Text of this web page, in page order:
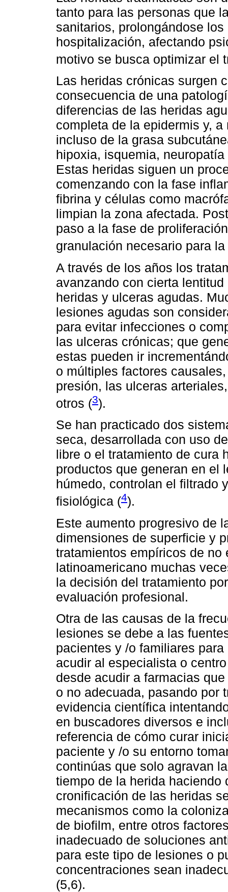
tanto para las personas que
sanitarios, prolongándose
hospitalización, afectando
motivo se busca optimizar el
Las heridas crónicas surgen
consecuencia de una
diferencias de las heridas
completa de la epidermis y,
incluso de la grasa
hipoxia, isquemia,
Estas heridas siguen un
comenzando con la fase
fibrina y células como
limpian la zona afectada.
paso a la fase de
granulación necesario para
A través de los años los
avanzando con cierta
heridas y ulceras agudas.
lesiones agudas son
para evitar infecciones o
las ulceras crónicas; que
estas pueden ir
o múltiples factores
presión, las ulceras
otros (3).
Se han practicado dos
seca, desarrollada con uso
libre o el tratamiento de cura
productos que generan en el
húmedo, controlan el filtrado
fisiológica (4).
Este aumento progresivo de
dimensiones de superficie y
tratamientos empíricos de
latinoamericano muchas
la decisión del tratamiento
evaluación profesional.
Otra de las causas de la
lesiones se debe a las
pacientes y /o familiares
acudir al especialista o
desde acudir a farmacias
o no adecuada, pasando por
evidencia científica
en buscadores diversos e
referencia de cómo curar
paciente y /o su entorno
continúas que solo agravan
tiempo de la herida
cronificación de las heridas
mecanismos como la
de biofilm, entre otros
inadecuado de soluciones
para este tipo de lesiones o
concentraciones sean
(5,6).